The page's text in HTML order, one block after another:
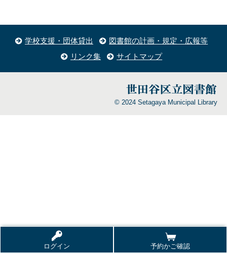
ログイン 予約かご確認
学校支援・団体貸出
図書館の計画・規定・広報等
リンク集
サイトマップ
© 2024 Setagaya Municipal Library